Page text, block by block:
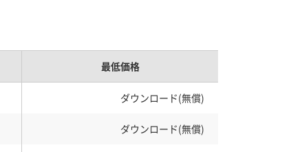
最低価格
ダウンロード(無償)
ダウンロード(無償)